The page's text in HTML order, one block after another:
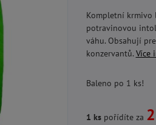
Kompletní krmivo
potravinovou
váhu. Obsahují
konzervantů. Více
Baleno po 1 ks!
1 kspořídíte za